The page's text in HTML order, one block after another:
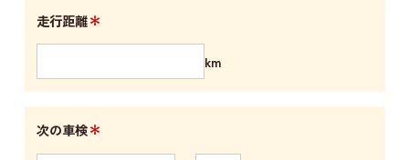
走行距離＊
km
次の車検＊